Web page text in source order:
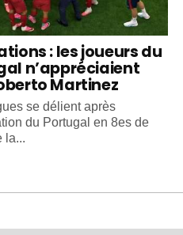
: les joueurs du
n’appréciaient
Martinez
se délient après
du Portugal en 8es de
la...